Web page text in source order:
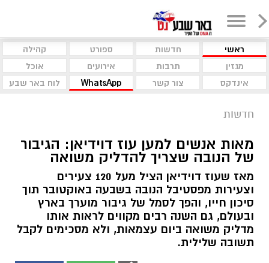
ראשי חדשות ספורט
קהילה
מגזין
תרבות אירועים
אוכל
אינדקס
צור קשר WhatsApp לוח באר שבע
חדשות
מאות אנשים למען עוז דוידיאן: הגיבור
של הנובה שצריך להדליק משואה
מאז שעוז דוידיאן הציל מעל 120 צעירים
וצעירות מפסטיבל הנובה בשבעה באוקטובר תוך
סיכון חייו, והפך לסמל של גיבור מוערך בארץ
ובעולם, גם השנה רבים מקווים לראות אותו
מדליק משואה ביום עצמאות, ולא מסכימים לקבל
תשובה שלילית.